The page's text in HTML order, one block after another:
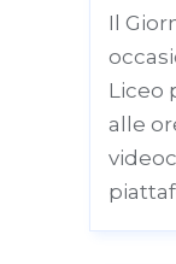
Il
Liceo
alle